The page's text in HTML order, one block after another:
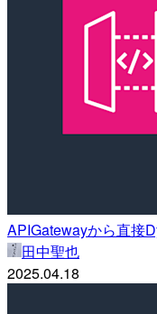
APIGatewayから直接
田中聖也
2025.04.18